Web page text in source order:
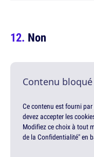
Non
Contenu
Ce contenu est fourni
devez accepter les
Modifiez ce choix à tout
de la Confidentialité" en